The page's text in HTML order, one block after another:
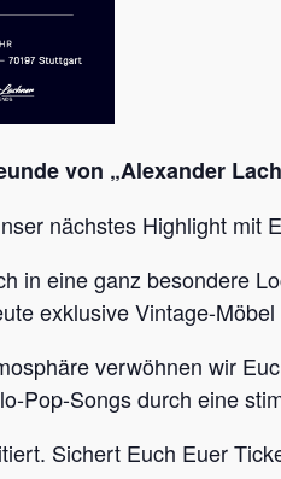
von „Alexander
nächstes Highlight mit
in eine ganz besondere
exklusive Vintage-
verwöhnen wir
Pop-Songs durch eine
Sichert Euch Euer